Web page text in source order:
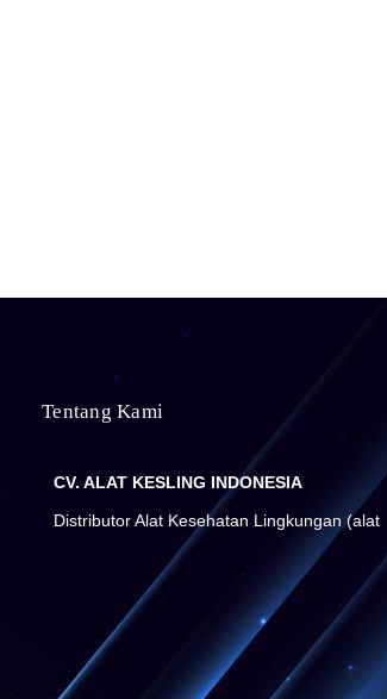
Tentang Kami
CV. ALAT KESLING INDONESIA
Distributor Alat Kesehatan Lingkungan (alat
kesling) dan Alat Laboratorium